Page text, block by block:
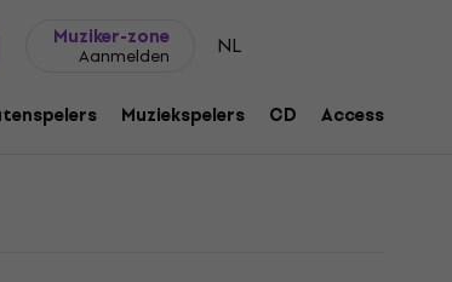
Muziker-zone
Aanmelden NL
Muziekspelers CD Accessoires